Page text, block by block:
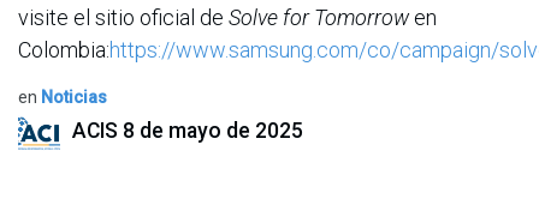
visite el sitio oficial de Solve for Tomorrowen
Colombia:https://www.samsung.com/co/campaign/
en Noticias
ACIS 8 de mayo de 2025